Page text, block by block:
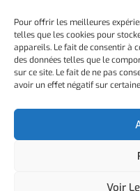
Pour offrir les meilleures
telles que les cookies pour
appareils. Le fait de consentir à
des données telles que le
sur ce site. Le fait de ne pas
avoir un effet négatif sur
Voir
Inscrivez Vous A Notre